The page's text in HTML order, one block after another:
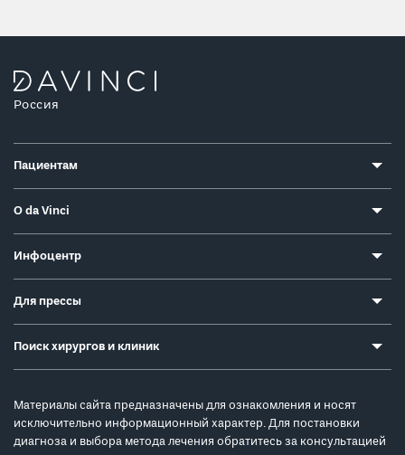
Россия
Пациентам
О da Vinci
Инфоцентр
Для прессы
Поиск хирургов и клиник
Материалы сайта предназначены для ознакомления и носят
исключительно информационный характер. Для постановки
диагноза и выбора метода лечения обратитесь за консультацией